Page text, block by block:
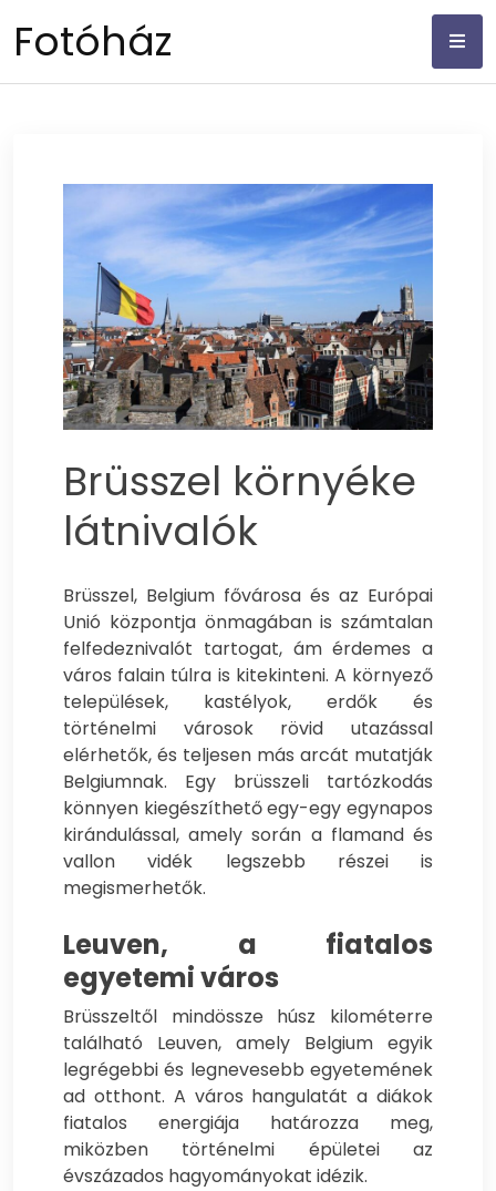
Fotóház
Brüsszel környéke
látnivalók
Brüsszel, Belgium fővárosa és az Európai
Unió központja önmagában is számtalan
felfedeznivalót tartogat, ám érdemes a
város falain túlra is kitekinteni. A környező
települések, kastélyok, erdők és
történelmi városok rövid utazással
elérhetők, és teljesen más arcát mutatják
Belgiumnak. Egy brüsszeli tartózkodás
könnyen kiegészíthető egy-egy egynapos
kirándulással, amely során a flamand és
vallon vidék legszebb részei is
megismerhetők.
Leuven, a fiatalos
egyetemi város
Brüsszeltől mindössze húsz kilométerre
található Leuven, amely Belgium egyik
legrégebbi és legnevesebb egyetemének
ad otthont. A város hangulatát a diákok
fiatalos energiája határozza meg,
miközben történelmi épületei az
évszázados hagyományokat idézik.